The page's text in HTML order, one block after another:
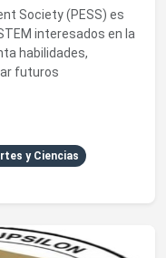
Society (PESS) es
interesados en la
habilidades,
futuros
y Ciencias